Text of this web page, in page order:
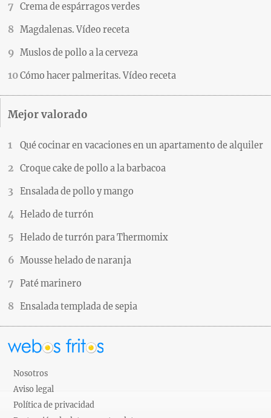
Crema de espárragos verdes
Magdalenas. Vídeo receta
Muslos de pollo a la cerveza
Cómo hacer palmeritas. Vídeo receta
Mejor valorado
Qué cocinar en vacaciones en un apartamento de alquiler
Croque cake de pollo a la barbacoa
Ensalada de pollo y mango
Helado de turrón
Helado de turrón para Thermomix
Mousse helado de naranja
Paté marinero
Ensalada templada de sepia
Nosotros
Aviso legal
Política de privacidad